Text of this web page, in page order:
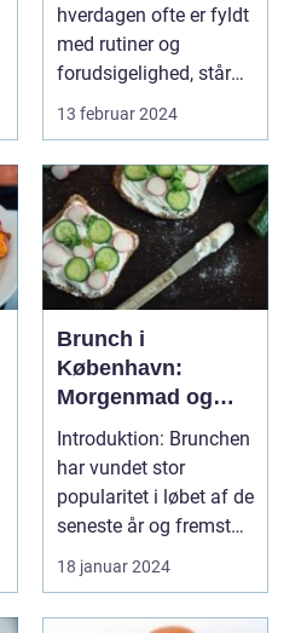
hverdagen ofte er fyldt
med rutiner og
forudsigelighed, står
festivaler som farver...
13 februar 2024
Brunch i
København:
Morgenmad og
frokost i perfekt
harmoni
Introduktion: Brunchen
har vundet stor
popularitet i løbet af de
seneste år og fremstår
som en perfe...
18 januar 2024